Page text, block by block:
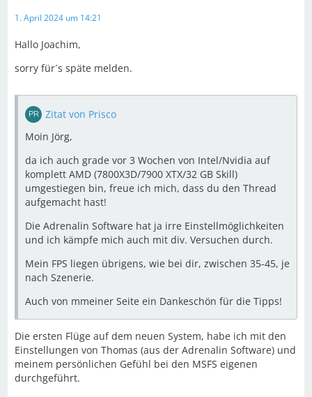
1. April 2024 um 14:21
Hallo Joachim,
sorry für´s späte melden.
Zitat von Prisco
Moin Jörg,
da ich auch grade vor 3 Wochen von Intel/Nvidia auf
komplett AMD (7800X3D/7900 XTX/32 GB Skill)
umgestiegen bin, freue ich mich, dass du den Thread
aufgemacht hast!
Die Adrenalin Software hat ja irre Einstellmöglichkeiten
und ich kämpfe mich auch mit div. Versuchen durch.
Mein FPS liegen übrigens, wie bei dir, zwischen 35-45, je
nach Szenerie.
Auch von mmeiner Seite ein Dankeschön für die Tipps!
Die ersten Flüge auf dem neuen System, habe ich mit den
Einstellungen von Thomas (aus der Adrenalin Software) und
meinem persönlichen Gefühl bei den MSFS eigenen
durchgeführt.